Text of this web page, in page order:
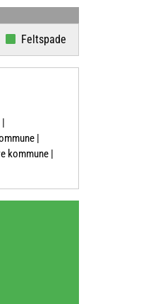
Feltspade
|
|
kommune |